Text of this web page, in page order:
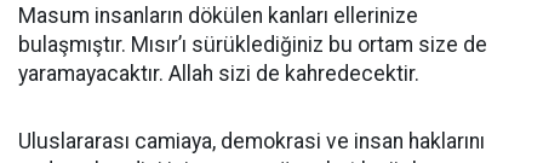
Masum insanların dökülen kanları ellerinize
bulaşmıştır. Mısır’ı sürüklediğiniz bu ortam size de
yaramayacaktır. Allah sizi de kahredecektir.
Uluslararası camiaya, demokrasi ve insan haklarını